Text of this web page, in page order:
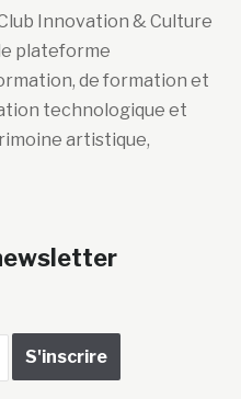
Innovation & Culture
plateforme
de formation et
technologique et
artistique,